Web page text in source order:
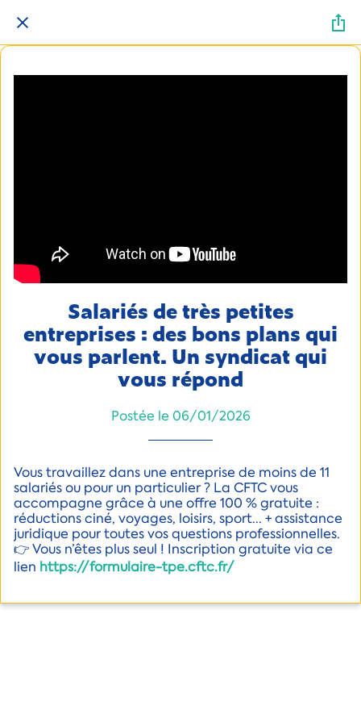
Salariés de très petites
entreprises : des bons plans qui
vous parlent. Un syndicat qui
vous répond
Postée le 06/01/2026
Vous travaillez dans une entreprise de moins de 11
salariés ou pour un particulier ? La CFTC vous
accompagne grâce à une offre 100 % gratuite :
réductions ciné, voyages, loisirs, sport... + assistance
juridique pour toutes vos questions professionnelles.
👉 Vous n’êtes plus seul ! Inscription gratuite via ce
lien https://formulaire-tpe.cftc.fr/